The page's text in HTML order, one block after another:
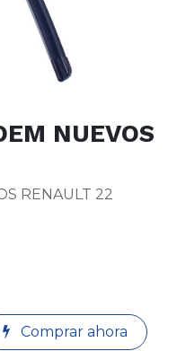
NUEVOS
RENAULT 22
Comprar ahora